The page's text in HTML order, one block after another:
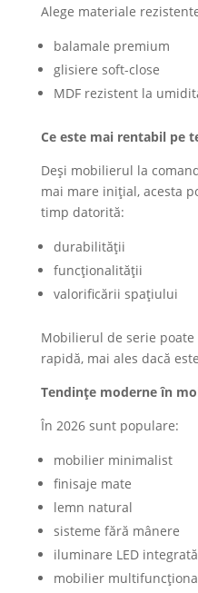
Alege materiale
balamale premium
glisiere soft-close
MDF rezistent la
Ce este mai rentabil pe
Deși mobilierul la
mai mare inițial, acesta
timp datorită:
durabilității
funcționalității
valorificării spațiului
Mobilierul de serie
rapidă, mai ales dacă
Tendințe moderne în
În 2026 sunt populare:
mobilier minimalist
finisaje mate
lemn natural
sisteme fără mânere
iluminare LED integrată
mobilier